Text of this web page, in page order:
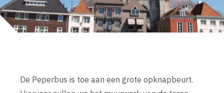
De Peperbus is toe aan een grote opknapbeurt.